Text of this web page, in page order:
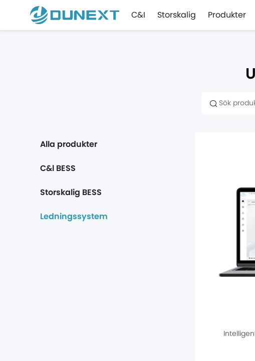
C&I Storskalig Produkter
Alla produkter
C&l BESS
Storskalig BESS
Ledningssystem